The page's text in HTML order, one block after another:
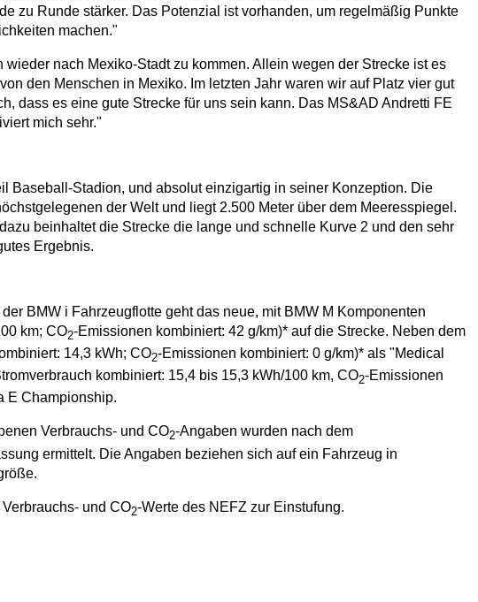
zu Runde stärker. Das Potenzial ist vorhanden, um regelmäßig Punkte
machen."
nach Mexiko-Stadt zu kommen. Allein wegen der Strecke ist es
den Menschen in Mexiko. Im letzten Jahr waren wir auf Platz vier gut
dass es eine gute Strecke für uns sein kann. Das MS&AD Andretti FE
mich sehr."
Baseball-Stadion, und absolut einzigartig in seiner Konzeption. Die
der Welt und liegt 2.500 Meter über dem Meeresspiegel.
beinhaltet die Strecke die lange und schnelle Kurve 2 und den sehr
Ergebnis.
BMW i Fahrzeugflotte geht das neue, mit BMW M Komponenten
km; CO2-Emissionen kombiniert: 42 g/km)* auf die Strecke. Neben dem
14,3 kWh; CO2-Emissionen kombiniert: 0 g/km)* als "Medical
kombiniert: 15,4 bis 15,3 kWh/100 km, CO2-Emissionen
E Championship.
Verbrauchs- und CO2-Angaben wurden nach dem
ermittelt. Die Angaben beziehen sich auf ein Fahrzeug in
und CO2-Werte des NEFZ zur Einstufung.